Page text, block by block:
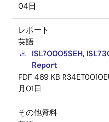
04日
レポート
英語
ISL70005SEH,
Report
PDF 469 KB
月01日
その他資料